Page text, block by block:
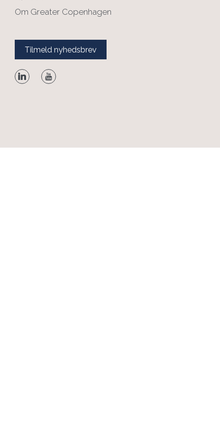
Om Greater Copenhagen
Tilmeld nyhedsbrev